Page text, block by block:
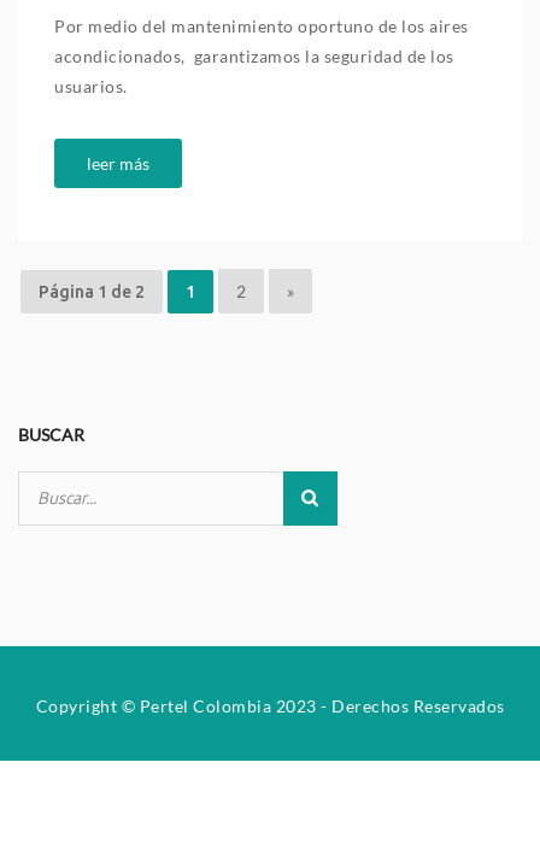
Por medio del mantenimiento oportuno de los aires
acondicionados, garantizamos la seguridad de los
usuarios.
leer más
Página 1 de 2 1 2 »
BUSCAR
Copyright © Pertel Colombia 2023 - Derechos Reservados